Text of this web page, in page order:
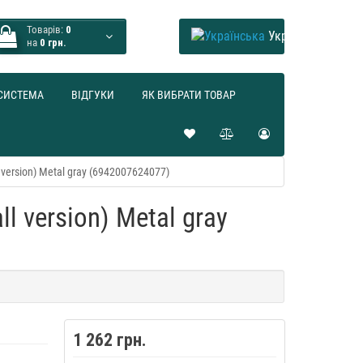
Товарів: 0
на 0 грн. Українська
ВІДГУКИ ЯК ВИБРАТИ ТОВАР
Metal gray (6942007624077)
version) Metal gray
1 262 грн.